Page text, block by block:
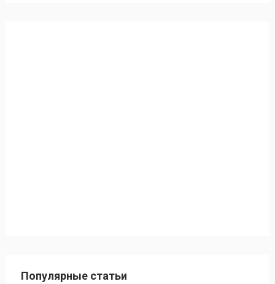
Популярные статьи